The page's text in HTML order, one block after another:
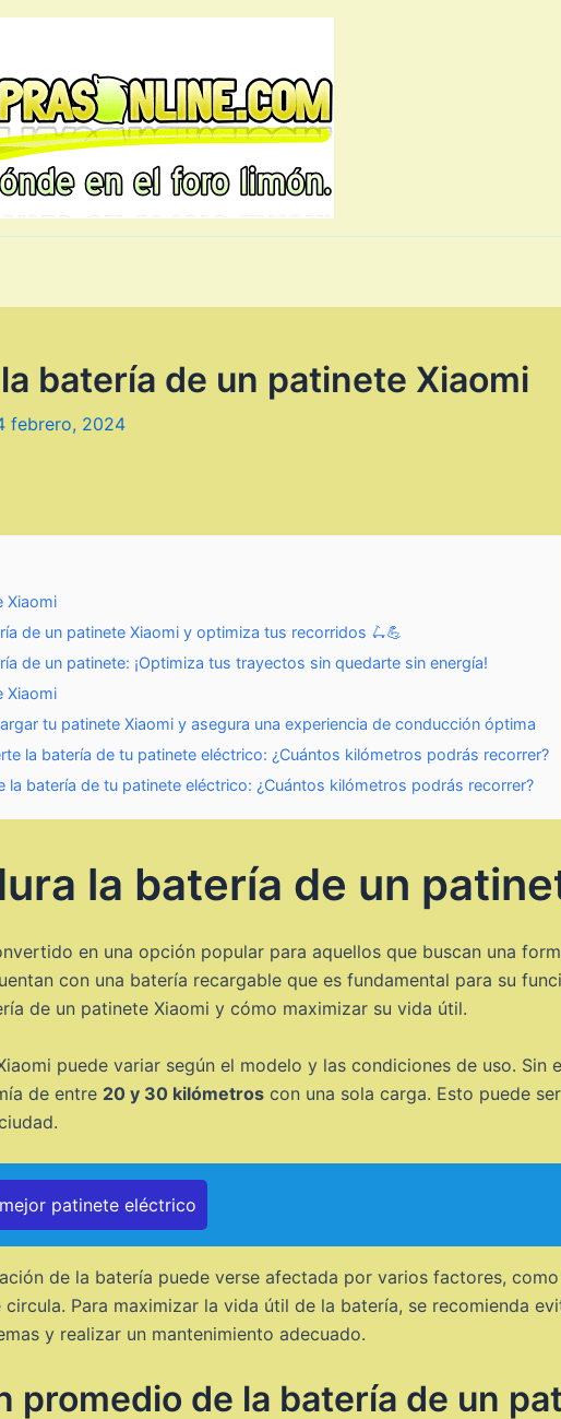
batería de un patinete Xiaomi
febrero, 2024
Xiaomi
de un patinete Xiaomi y optimiza tus recorridos 🛴💪
de un patinete: ¡Optimiza tus trayectos sin quedarte sin energía!
Xiaomi
tu patinete Xiaomi y asegura una experiencia de conducción óptima
la batería de tu patinete eléctrico: ¿Cuántos kilómetros podrás recorrer?
batería de tu patinete eléctrico: ¿Cuántos kilómetros podrás recorrer?
la batería de un
en una opción popular para aquellos que buscan una
con una batería recargable que es fundamental para su
de un patinete Xiaomi y cómo maximizar su vida útil.
puede variar según el modelo y las condiciones de uso. Sin
de entre 20 y 30 kilómetros con una sola carga. Esto puede
patinete eléctrico
de la batería puede verse afectada por varios factores,
Para maximizar la vida útil de la batería, se recomienda
y realizar un mantenimiento adecuado.
promedio de la batería de un